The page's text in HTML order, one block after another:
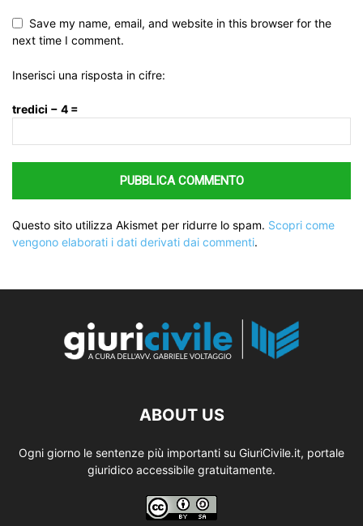
Save my name, email, and website in this browser for the
next time I comment.
Inserisci una risposta in cifre:
tredici − 4 =
Questo sito utilizza Akismet per ridurre lo spam. Scopri come
vengono elaborati i dati derivati dai commenti.
ABOUT US
Ogni giorno le sentenze più importanti su GiuriCivile.it, portale
giuridico accessibile gratuitamente.